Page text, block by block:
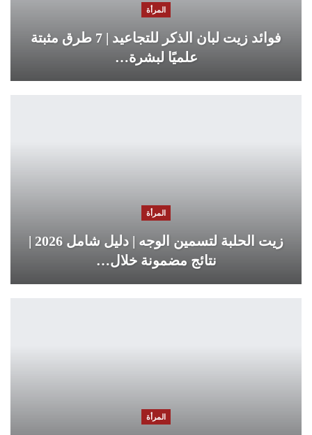
المرأة
فوائد زيت لبان الذكر للتجاعيد | 7 طرق مثبتة
علميًا لبشرة…
المرأة
زيت الحلبة لتسمين الوجه | دليل شامل 2026 |
نتائج مضمونة خلال…
المرأة